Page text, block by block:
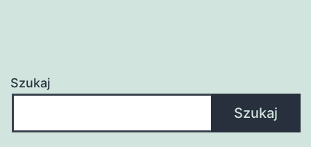
Szukaj
Szukaj